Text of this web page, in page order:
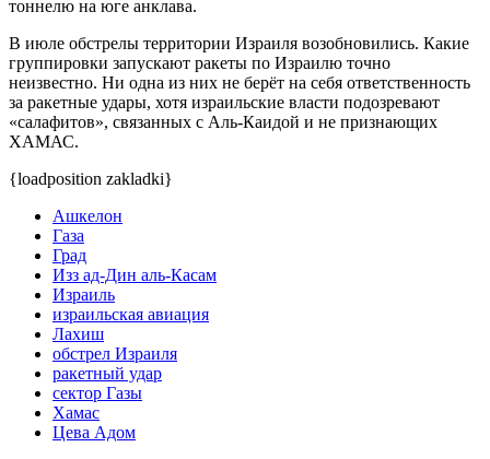
тоннелю на юге анклава.
В июле обстрелы территории Израиля возобновились. Какие
группировки запускают ракеты по Израилю точно
неизвестно. Ни одна из них не берёт на себя ответственность
за ракетные удары, хотя израильские власти подозревают
«салафитов», связанных с Аль-Каидой и не признающих
ХАМАС.
{loadposition zakladki}
Ашкелон
Газа
Град
Изз ад-Дин аль-Касам
Израиль
израильская авиация
Лахиш
обстрел Израиля
ракетный удар
сектор Газы
Хамас
Цева Адом